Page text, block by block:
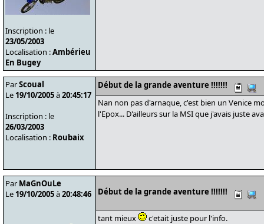
Inscription : le
23/05/2003
Localisation :Ambérieu
En Bugey
ParScoual
Le 19/10/2005à20:45:17
Inscription : le
26/03/2003
Localisation : Roubaix
Début de la grande aventure !!!!!!!
Nan non pas d'arnaque, c'est bien un Venice
l'Epox... D'ailleurs sur la MSI que j'avais juste
Par MaGnOuLe
Le 19/10/2005à20:48:46 Début de la grande aventure !!!!!!!
tant mieux c'etait juste pour l'info.